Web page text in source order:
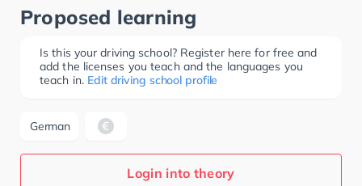
Proposed learning
Is this your driving school? Register here for free and
add the licenses you teach and the languages you
teach in. Edit driving school profile
German
Login into theory